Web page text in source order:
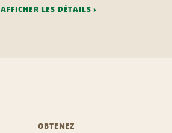
AFFICHER LES DÉTAILS
OBTENEZ